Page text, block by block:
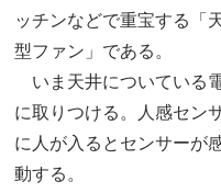
ッチンなどで重宝する「
型ファン」である。
いま天井についている
に取りつける。人感セン
に人が入るとセンサーが
動する。